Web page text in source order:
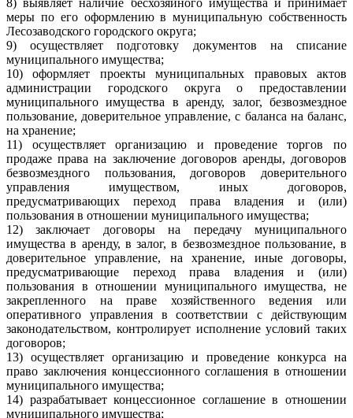
8) выявляет наличие бесхозяйного имущества и принимает
меры по его оформлению в муниципальную собственность
Лесозаводского городского округа;
9) осуществляет подготовку документов на списание
муниципального имущества;
10) оформляет проекты муниципальных правовых актов
администрации городского округа о предоставлении
муниципального имущества в аренду, залог, безвозмездное
пользование, доверительное управление, с баланса на баланс,
на хранение;
11) осуществляет организацию и проведение торгов по
продаже права на заключение договоров аренды, договоров
безвозмездного пользования, договоров доверительного
управления имуществом, иных договоров,
предусматривающих переход права владения и (или)
пользования в отношении муниципального имущества;
12) заключает договоры на передачу муниципального
имущества в аренду, в залог, в безвозмездное пользование, в
доверительное управление, на хранение, иные договоры,
предусматривающие переход права владения и (или)
пользования в отношении муниципального имущества, не
закрепленного на праве хозяйственного ведения или
оперативного управления в соответствии с действующим
законодательством, контролирует исполнение условий таких
договоров;
13) осуществляет организацию и проведение конкурса на
право заключения концессионного соглашения в отношении
муниципального имущества;
14) разрабатывает концессионное соглашение в отношении
муниципального имущества;